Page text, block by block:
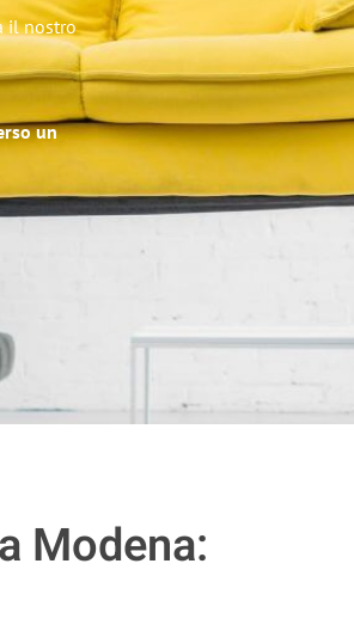
il nostro
un
a Modena: